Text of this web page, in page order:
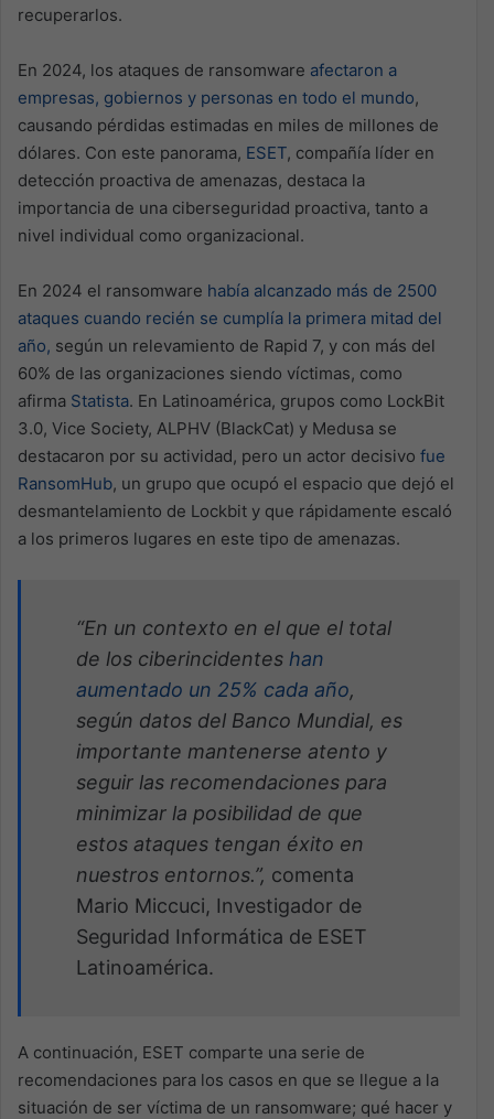
recuperarlos.
En 2024, los ataques de ransomware afectaron a
empresas, gobiernos y personas en todo el mundo,
causando pérdidas estimadas en miles de millones de
dólares. Con este panorama, ESET, compañía líder en
detección proactiva de amenazas, destaca la
importancia de una ciberseguridad proactiva, tanto a
nivel individual como organizacional.
En 2024 el ransomware había alcanzado más de 2500
ataques cuando recién se cumplía la primera mitad del
año, según un relevamiento de Rapid 7, y con más del
60% de las organizaciones siendo víctimas, como
afirma Statista. En Latinoamérica, grupos como LockBit
3.0, Vice Society, ALPHV (BlackCat) y Medusa se
destacaron por su actividad, pero un actor decisivo fue
RansomHub, un grupo que ocupó el espacio que dejó el
desmantelamiento de Lockbit y que rápidamente escaló
a los primeros lugares en este tipo de amenazas.
“En un contexto en el que el total
de los ciberincidentes han
aumentado un 25% cada año,
según datos del Banco Mundial, es
importante mantenerse atento y
seguir las recomendaciones para
minimizar la posibilidad de que
estos ataques tengan éxito en
nuestros entornos.”, comenta
Mario Miccuci, Investigador de
Seguridad Informática de ESET
Latinoamérica.
A continuación, ESET comparte una serie de
recomendaciones para los casos en que se llegue a la
situación de ser víctima de un ransomware; qué hacer y